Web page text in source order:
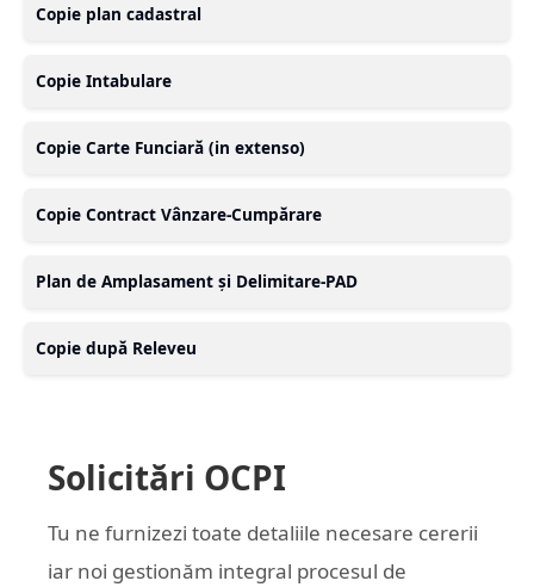
Copie plan cadastral
Copie Intabulare
Copie Carte Funciară (in extenso)
Copie Contract Vânzare-Cumpărare
Plan de Amplasament și Delimitare-PAD
Copie după Releveu
Solicitări OCPI
Tu ne furnizezi toate detaliile necesare cererii
iar noi gestionăm integral procesul de